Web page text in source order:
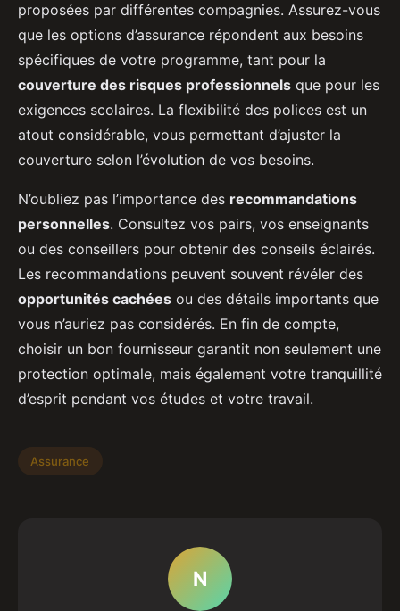
proposées par différentes compagnies. Assurez-vous
que les options d’assurance répondent aux besoins
spécifiques de votre programme, tant pour la
couverture des risques professionnels que pour les
exigences scolaires. La flexibilité des polices est un
atout considérable, vous permettant d’ajuster la
couverture selon l’évolution de vos besoins.
N’oubliez pas l’importance des recommandations
personnelles. Consultez vos pairs, vos enseignants
ou des conseillers pour obtenir des conseils éclairés.
Les recommandations peuvent souvent révéler des
opportunités cachées ou des détails importants que
vous n’auriez pas considérés. En fin de compte,
choisir un bon fournisseur garantit non seulement une
protection optimale, mais également votre tranquillité
d’esprit pendant vos études et votre travail.
Assurance
N